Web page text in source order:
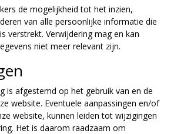
de mogelijkheid tot het inzien,
van alle persoonlijke informatie die
verstrekt. Verwijdering mag en kan
niet meer relevant zijn.
is afgestemd op het gebruik van en de
website. Eventuele aanpassingen en/of
website, kunnen leiden tot wijzigingen
Het is daarom raadzaam om